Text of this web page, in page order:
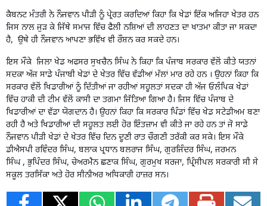
ਕੈਬਨਟ ਮੰਤਰੀ ਨੇ ਨੌਜਵਾਨ ਪੀੜੀ ਨੂੰ ਪ੍ਰੇਰਤ ਕਰਦਿਆਂ ਕਿਹਾ ਕਿ ਖੇਡਾਂ ਇੱਕ ਅਜਿਹਾ ਖੇਤਰ ਹਨ
ਜਿਸ ਨਾਲ ਜੁੜ ਕੇ ਜਿੱਥੇ ਸਮਾਜ ਵਿੱਚ ਫੈਲੀ ਨਸ਼ਿਆਂ ਦੀ ਲਾਹਣਤ ਦਾ ਖਾਤਮਾ ਕੀਤਾ ਜਾ ਸਕਦਾ
ਹੈ, ਉਥੇ ਹੀ ਨੌਜਵਾਨ ਆਪਣਾ ਭਵਿੱਖ ਵੀ ਰੌਸ਼ਨ ਕਰ ਸਕਦੇ ਹਨ।
ਇਸ ਮੌਕੇ ਜਿਲਾ ਖੇਡ ਅਫਸਰ ਸੁਖਚੈਨ ਸਿੰਘ ਨੇ ਕਿਹਾ ਕਿ ਪੰਜਾਬ ਸਰਕਾਰ ਵੱਲੋਂ ਕੀਤੇ ਯਤਨਾਂ
ਸਦਕਾ ਅੱਜ ਸਾਡੇ ਪੰਜਾਬੀ ਖੇਡਾਂ ਦੇ ਖੇਤਰ ਵਿੱਚ ਵੱਡੀਆਂ ਮੱਲਾਂ ਮਾਰ ਰਹੇ ਹਨ । ਉਹਨਾਂ ਕਿਹਾ ਕਿ
ਸਰਕਾਰ ਵੱਲੋਂ ਖਿਡਾਰੀਆਂ ਨੂੰ ਦਿੱਤੀਆਂ ਜਾ ਰਹੀਆਂ ਸਹੂਲਤਾਂ ਸਦਕਾ ਹੀ ਅੱਜ ਓਲੰਪਿਕ ਖੇਡਾਂ
ਵਿੱਚ ਹਾਕੀ ਦੀ ਟੀਮ ਵੱਲੋਂ ਕਾਸੀ ਦਾ ਤਗਮਾ ਜਿੱਤਿਆ ਗਿਆ ਹੈ। ਜਿਸ ਵਿੱਚ ਪੰਜਾਬ ਦੇ
ਖਿਡਾਰੀਆਂ ਦਾ ਵੱਡਾ ਯੋਗਦਾਨ ਹੈ। ਉਹਨਾਂ ਕਿਹਾ ਕਿ ਸਰਕਾਰ ਪਿੰਡਾਂ ਵਿੱਚ ਖੇਡ ਸਟੇਡੀਅਮ ਬਣਾ
ਰਹੀ ਹੈ ਅਤੇ ਖਿਡਾਰੀਆਂ ਦੀ ਸਹੂਲਤ ਲਈ ਹੋਰ ਇੰਤਜ਼ਾਮ ਵੀ ਕੀਤੇ ਜਾ ਰਹੇ ਹਨ ਤਾਂ ਜੋ ਸਾਡੇ
ਨੌਜਵਾਨ ਪੀੜੀ ਖੇਡਾਂ ਦੇ ਖੇਤਰ ਵਿੱਚ ਦਿਨ ਦੂਣੀ ਰਾਤ ਚੌਗਣੀ ਤਰੱਕੀ ਕਰ ਸਕੇ। ਇਸ ਮੌਕੇ
ਡੀਐਸਪੀ ਰਵਿੰਦਰ ਸਿੰਘ, ਬਲਾਕ ਪ੍ਰਧਾਨ ਬਲਰਾਜ ਸਿੰਘ, ਗੁਰਜਿੰਦਰ ਸਿੰਘ, ਜਰਮਨ
ਸਿੰਘ , ਭੁਪਿੰਦਰ ਸਿੰਘ, ਚੇਅਰਮੈਨ ਛਣਾਕ ਸਿੰਘ, ਗੁਰਮੁਖ ਸਰਜਾ, ਪ੍ਰਿੰਸੀਪਲ ਸਰਕਾਰੀ ਸੀ ਸੇ
ਸਕੂਲ ਤਰਸਿੱਕਾ ਅਤੇ ਹੋਰ ਸੀਨੀਅਰ ਅਧਿਕਾਰੀ ਹਾਜ਼ਰ ਸਨ।